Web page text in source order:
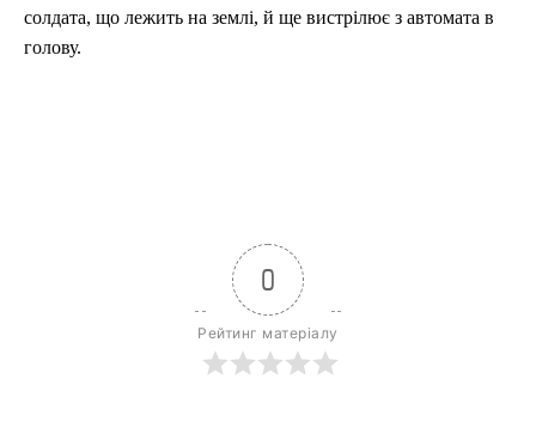
солдата, що лежить на землі, й ще вистрілює з автомата в
голову.
0
Рейтинг матеріалу